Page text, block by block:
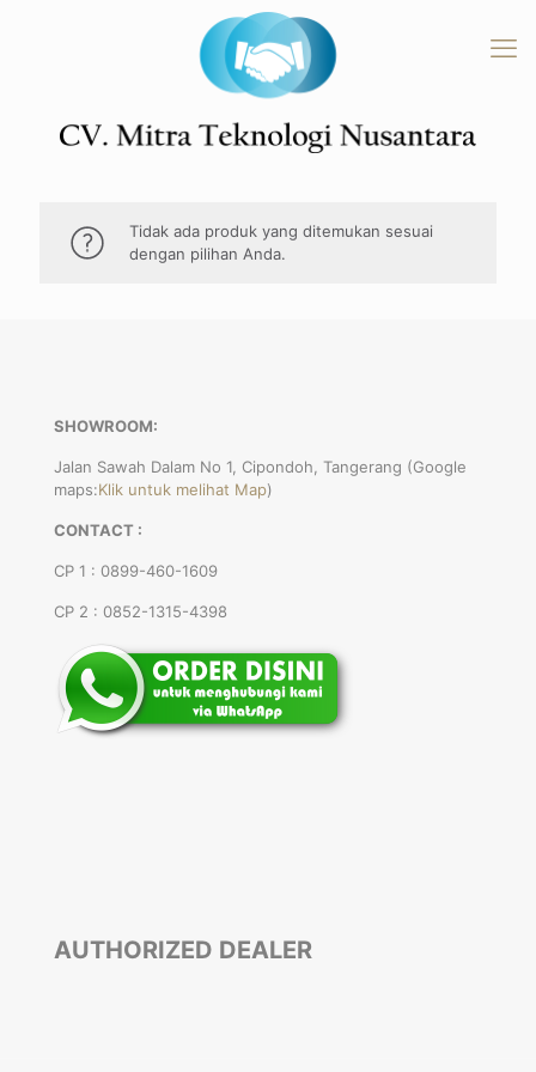
Tidak ada produk yang ditemukan sesuai
dengan pilihan Anda.
SHOWROOM:
Jalan Sawah Dalam No 1, Cipondoh, Tangerang (Google
maps:Klik untuk melihat Map)
CONTACT :
CP 1 : 0899-460-1609
CP 2 : 0852-1315-4398
AUTHORIZED DEALER